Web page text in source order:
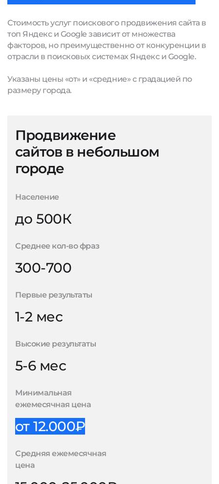
Стоимость услуг поискового продвижения сайта в
топ Яндекс и Google зависит от множества
факторов, но преимущественно от конкуренции в
отрасли в поисковых системах Яндекс и Google.
Указаны цены «от» и «средние» с градацией по
размеру города.
Продвижение
сайтов в небольшом
городе
Население
до 500К
Среднее кол-во фраз
300-700
Первые результаты
1-2 мес
Высокие результаты
5-6 мес
Минимальная
ежемесячная цена
от 12.000₽
Средняя ежемесячная
цена